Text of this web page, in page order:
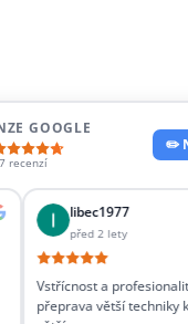
GOOGLE
recenzí
✏️
libec1977
před 2 lety
Vstřícnost a profesionalita
přeprava větší techniky